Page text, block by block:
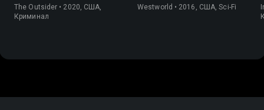
The Outsider • 2020, США,
Криминал
Westworld • 2016, США, Sci-Fi